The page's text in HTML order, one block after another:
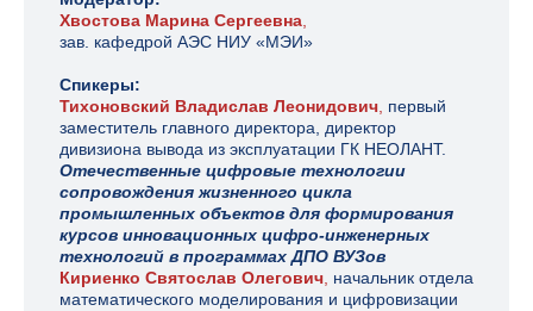
Хвостова Марина Сергеевна
зав. кафедрой АЭС НИУ «МЭИ»
Спикеры:
Тихоновский Владислав Леонидович первый
заместитель главного директора, директор
дивизиона вывода из эксплуатации ГК НЕОЛАНТ.
Отечественные цифровые технологии
сопровождения жизненного цикла
промышленных объектов для формирования
курсов инновационных цифро-инженерных
технологий в программах ДПО ВУЗов
Кириенко Святослав Олегович начальник отдела
математического моделирования и цифровизации